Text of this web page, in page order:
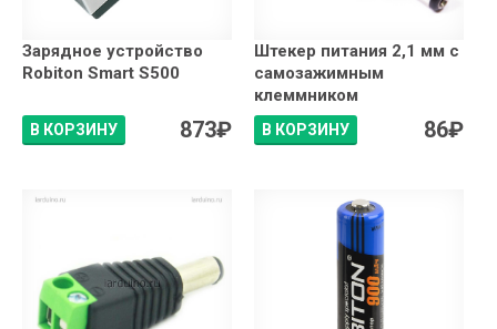
Зарядное устройство
Robiton Smart S500
В КОРЗИНУ 873₽
Штекер питания 2,1 мм с
самозажимным
клеммником
В КОРЗИНУ 86₽